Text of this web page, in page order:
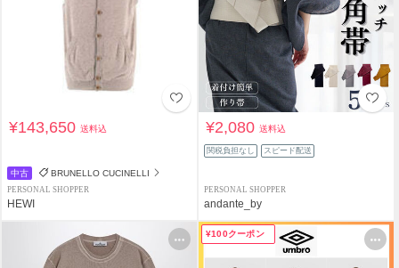
¥143,650送料込
中古 BRUNELLO CUCINELLI
PERSONAL SHOPPER
HEWI
¥2,080送料込
関税負担なし スピード配送
PERSONAL SHOPPER
andante_by
¥100クーポン